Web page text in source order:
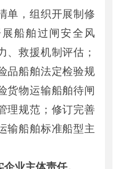
单，组织开展制修
船舶过闸安全风
、救援机制评估 ；
品船舶法定检验规
货物运输船舶待闸
理规范；修订完善
输船舶标准船型主